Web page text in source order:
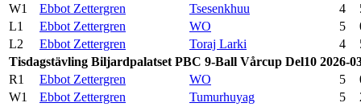
W1 Ebbot Zettergren Tsesenkhuu 4
L1
Ebbot Zettergren WO 5
L2
Ebbot Zettergren Toraj Larki 4
Tisdagstävling Biljardpalatset PBC 9-Ball Vårcup Del10 2026-
R1
Ebbot Zettergren WO 5
W1
Ebbot Zettergren Tumurhuyag 5